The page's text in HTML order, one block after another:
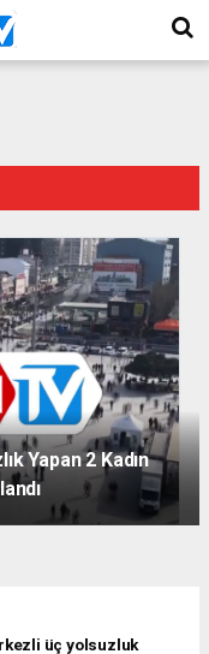
Yapan 2 Kadın
üç yolsuzluk